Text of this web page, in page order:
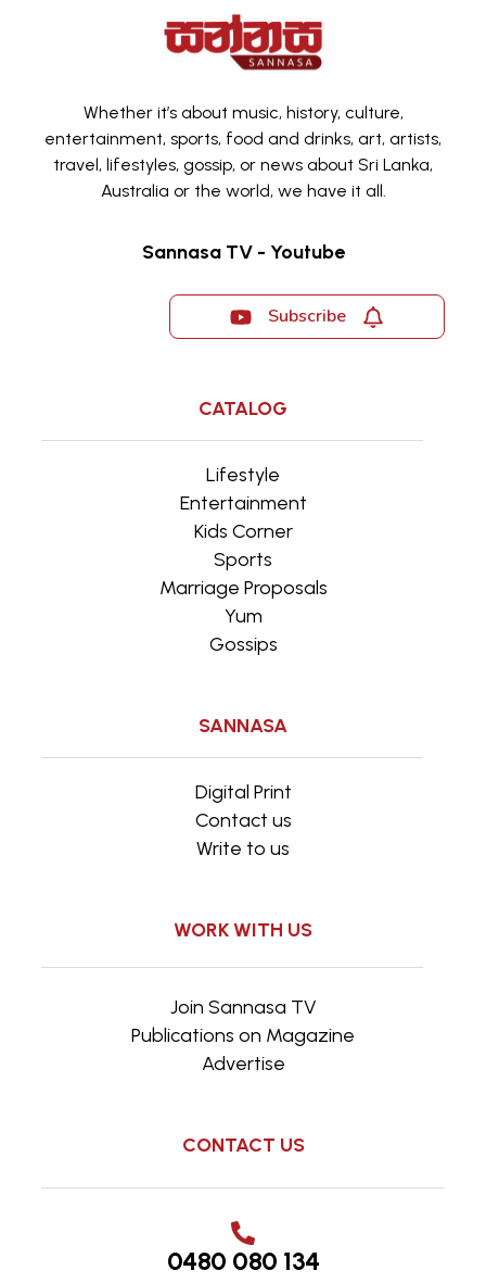
Whether it’s about music, history, culture,
entertainment, sports, food and drinks, art, artists,
travel, lifestyles, gossip, or news about Sri Lanka,
Australia or the world, we have it all.
Sannasa TV - Youtube
Subscribe
CATALOG
Lifestyle
Entertainment
Kids Corner
Sports
Marriage Proposals
Yum
Gossips
SANNASA
Digital Print
Contact us
Write to us
WORK WITH US
Join Sannasa TV
Publications on Magazine
Advertise
CONTACT US
0480 080 134